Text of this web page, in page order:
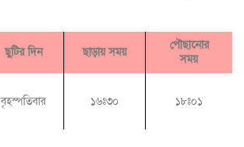
ছুটির দিন ছাড়ায় সময়
পৌছানোর
সময়
বৃহস্পতিবার ১৬ঃ৩০ ১৮ঃ০১